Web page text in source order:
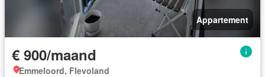
Appartement
€ 900/maand
Emmeloord, Flevoland